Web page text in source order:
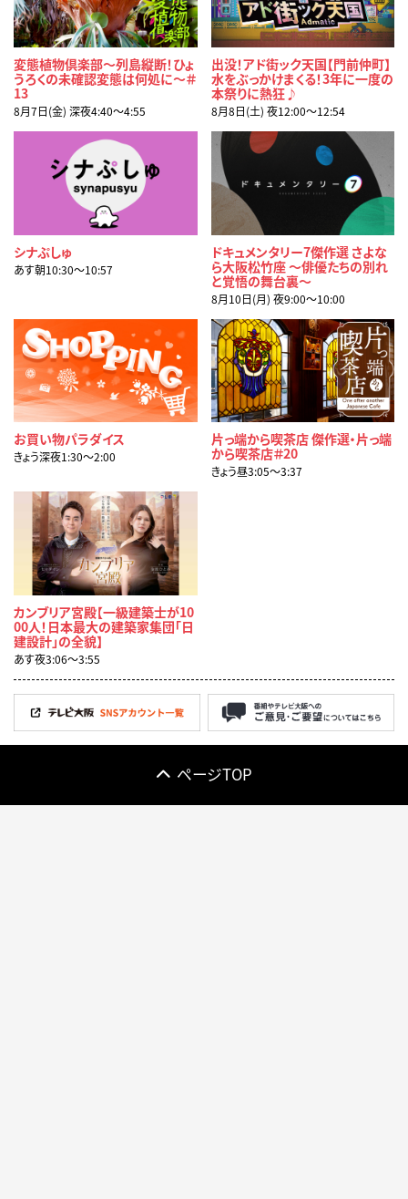
変態植物倶楽部～列島縦断！ひょ
うろくの未確認変態は何処に～＃
13
8月7日(金) 深夜4:40〜4:55
出没！アド街ック天国【門前仲町】
水をぶっかけまくる！3年に一度の
本祭りに熱狂♪
8月8日(土) 夜12:00〜12:54
シナぷしゅ
あす朝10:30〜10:57
ドキュメンタリー7傑作選 さよな
ら大阪松竹座 ～俳優たちの別れ
と覚悟の舞台裏～
8月10日(月) 夜9:00〜10:00
お買い物パラダイス
きょう深夜1:30〜2:00
片っ端から喫茶店 傑作選・片っ端
から喫茶店＃20
きょう昼3:05〜3:37
カンブリア宮殿【一級建築士が10
00人！日本最大の建築家集団「日
建設計」の全貌】
あす夜3:06〜3:55
ページTOP